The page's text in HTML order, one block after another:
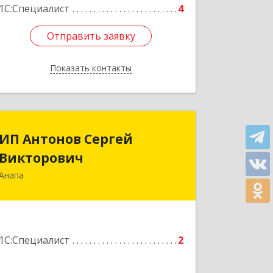
1С:Специалист
4
Отправить заявку
Показать контакты
Отправить заявку
Назад
ИП Антонов Сергей
Викторович
1С:Специалист 2
ИП Антонов Сергей
Викторович
Подробнее